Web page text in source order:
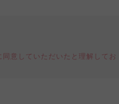
ント・贈答品としてご
で「胡蝶蘭3本立（リ
けします。
の一品です。
意していただいたと理解してお